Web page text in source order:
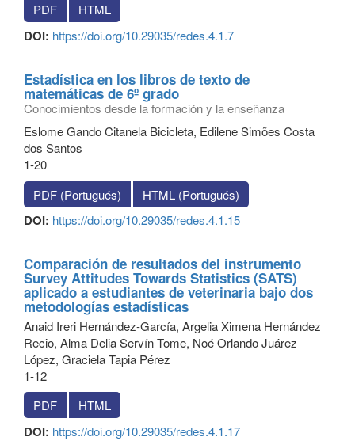
PDF
HTML
DOI: https://doi.org/10.29035/redes.4.1.7
Estadística en los libros de texto de
matemáticas de 6º grado
Conocimientos desde la formación y la enseñanza
Eslome Gando Citanela Bicicleta, Edilene Simões Costa
dos Santos
1-20
PDF (Portugués)
HTML (Portugués)
DOI: https://doi.org/10.29035/redes.4.1.15
Comparación de resultados del instrumento
Survey Attitudes Towards Statistics (SATS)
aplicado a estudiantes de veterinaria bajo dos
metodologías estadísticas
Anaid Ireri Hernández-García, Argelia Ximena Hernández
Recio, Alma Delia Servín Tome, Noé Orlando Juárez
López, Graciela Tapia Pérez
1-12
PDF
HTML
DOI: https://doi.org/10.29035/redes.4.1.17